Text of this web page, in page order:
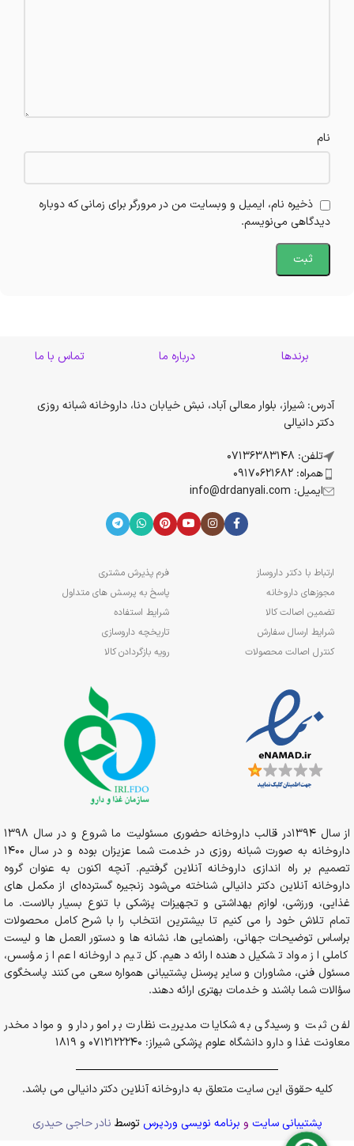
نام
ذخیره نام، ایمیل و وبسایت من در مرورگر برای زمانی که دوباره
دیدگاهی می‌نویسم.
برندها درباره ما تماس با ما
آدرس: شیراز، بلوار معالی آباد، نبش خیابان دنا، داروخانه شبانه روزی
دکتر دانیالی
تلفن: 07136383148
همراه: 09170621682
ایمیل: info@drdanyali.com
ارتباط با دکتر داروساز
مجوزهای داروخانه
تضمین اصالت کالا
شرایط ارسال سفارش
کنترل اصالت محصولات
فرم پذیرش مشتری
پاسخ به پرسش های متداول
شرایط استفاده
تاریخچه داروسازی
رویه بازگردادن کالا
از سال 1394در قالب داروخانه حضوری مسئولیت ما شروع و در سال 1398
داروخانه به صورت شبانه روزی در خدمت شما عزیزان بوده و در سال 1400
تصمیم بر راه اندازی داروخانه آنلاین گرفتیم. آنچه اکنون به عنوان گروه
داروخانه آنلاین دکتر دانیالی شناخته می‌شود زنجیره گسترده‌ای از مکمل های
غذایی، ورزشی، لوازم بهداشتی و تجهیزات پزشکی با تنوع بسیار بالاست. ما
تمام تلاش خود را می کنیم تا بیشترین انتخاب را با شرح کامل محصولات
براساس توضیحات جهانی، راهنمایی ها، نشانه ها و دستور العمل ها و لیست
کاملی از مواد تشکیل دهنده ارائه دهیم. کل تیم داروخانه اعم از مؤسس،
مسئول فنی، مشاوران و سایر پرسنل پشتیبانی همواره سعی می کنند پاسخگوی
سؤالات شما باشند و خدمات بهتری ارائه دهند.
لفن ثبت و رسیدگی به شکایات مدیریت نظارت بر امور دارو و مواد مخدر
معاونت غذا و دارو دانشگاه علوم پزشکی شیراز: 0712122240 و 1819
کلیه حقوق این سایت متعلق به داروخانه آنلاین دکتر دانیالی می باشد.
پشتیبانی سایت و برنامه نویسی وردپرس توسط نادر حاجی حیدری